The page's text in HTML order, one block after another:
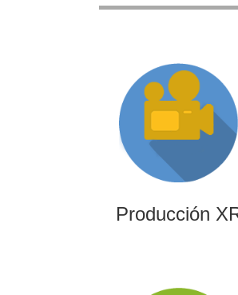
Producción
Producción XR
Somos una productora
altamente experimentado también
producciones inmersivas y